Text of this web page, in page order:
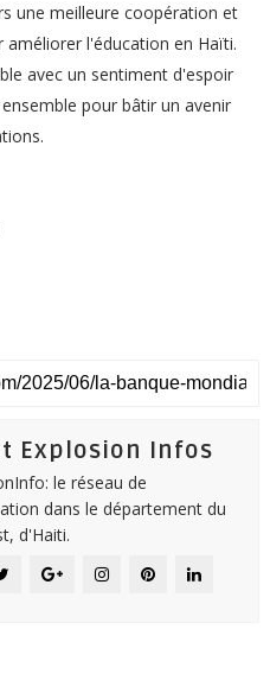
une meilleure coopération et
l'éducation en Haïti.
avec un sentiment d'espoir
pour bâtir un avenir
Explosion Infos
le réseau de
dans le département du
d'Haiti.